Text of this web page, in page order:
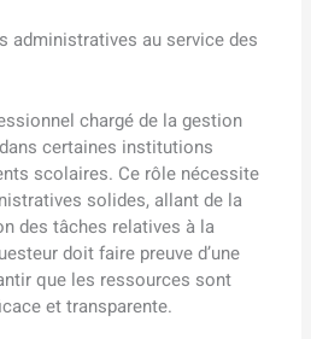
administratives au service des
chargé de la gestion
certaines institutions
scolaires. Ce rôle nécessite
solides, allant de la
des tâches relatives à la
doit faire preuve d’une
que les ressources sont
et transparente.